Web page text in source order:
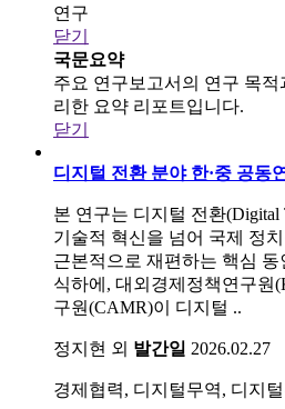
연구
닫기
국문요약
주요 연구보고서의 연구 목
리한 요약 리포트입니다.
닫기
디지털 전환 분야 한·중 공동
본 연구는 디지털 전환(Digital
기술적 혁신을 넘어 국제 정
근본적으로 재편하는 핵심
식하에, 대외경제정책연구원
구원(CAMR)이 디지털 ..
정지현 외 발간일 2026.02.27
경제협력, 디지털무역, 디지